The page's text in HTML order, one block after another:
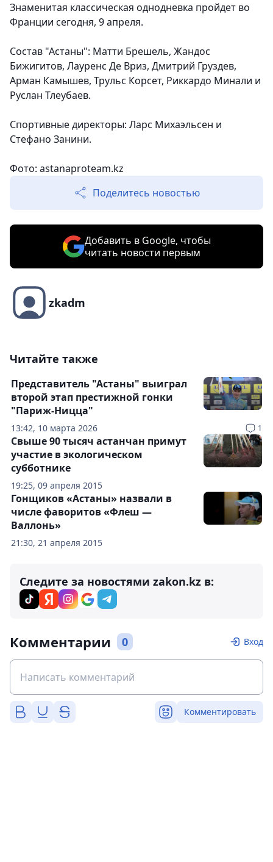
Знаменитая классическая однодневка пройдет во
Франции сегодня, 9 апреля.
Состав "Астаны": Матти Брешель, Жандос
Бижигитов, Лауренс Де Вриз, Дмитрий Груздев,
Арман Камышев, Трульс Корсет, Риккардо Минали и
Руслан Тлеубаев.
Спортивные директоры: Ларс Михаэльсен и
Стефано Занини.
Фото: astanaproteam.kz
Поделитесь новостью
Добавить в Google, чтобы
читать новости первым
zkadm
Читайте также
13:42, 10 марта 2026 1
Представитель "Астаны" выиграл
второй этап престижной гонки
"Париж-Ницца"
19:25, 09 апреля 2015
Свыше 90 тысяч астанчан примут
участие в экологическом
субботнике
21:30, 21 апреля 2015
Гонщиков «Астаны» назвали в
числе фаворитов «Флеш —
Валлонь»
Следите за новостями zakon.kz в:
Комментарии 0 Вход
Комментировать